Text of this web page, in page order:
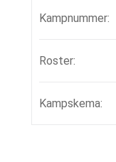
Kampnummer:
Roster:
Kampskema: